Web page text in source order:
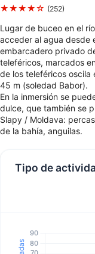
★★★★☆ (252)
Lugar de buceo en el
acceder al agua desde
embarcadero privado
teleféricos, marcados
de los teleféricos
45 m (soledad Babor).
En la inmersión se
dulce, que también se
Slapy / Moldava:
de la bahía, anguilas.
Tipo de